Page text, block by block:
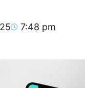
7:48 pm